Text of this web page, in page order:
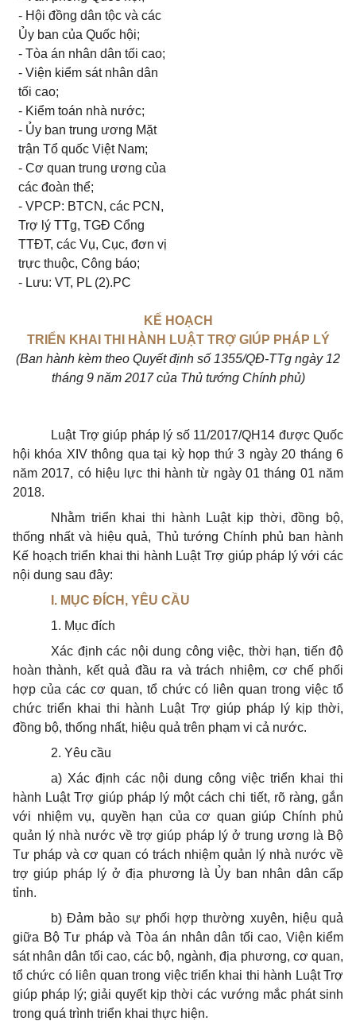
- Hội đồng dân tộc và các
Ủy ban của Quốc hội;
- Tòa án nhân dân tối cao;
- Viện kiểm sát nhân dân
tối cao;
- Kiểm toán nhà nước;
- Ủy ban trung ương Mặt
trận Tổ quốc Việt Nam;
- Cơ quan trung ương của
các đoàn thể;
- VPCP: BTCN, các PCN,
Trợ lý TTg, TGĐ Cổng
TTĐT, các Vụ, Cục, đơn vị
trực thuộc, Công báo;
- Lưu: VT, PL (2).PC
KẾ HOẠCH
TRIỂN KHAI THI HÀNH LUẬT TRỢ GIÚP PHÁP LÝ
(Ban hành kèm theo Quyết định số 1355/QĐ-TTg ngày 12
tháng 9 năm 2017 của Thủ tướng Chính phủ)
Luật Trợ giúp pháp lý số 11/2017/QH14 được Quốc
hội khóa XIV thông qua tại kỳ họp thứ 3 ngày 20 tháng 6
năm 2017, có hiệu lực thi hành từ ngày 01 tháng 01 năm
2018.
Nhằm triển khai thi hành Luật kịp thời, đồng bộ,
thống nhất và hiệu quả, Thủ tướng Chính phủ ban hành
Kế hoạch triển khai thi hành Luật Trợ giúp pháp lý với các
nội dung sau đây:
I. MỤC ĐÍCH, YÊU CẦU
1. Mục đích
Xác định các nội dung công việc, thời hạn, tiến độ
hoàn thành, kết quả đầu ra và trách nhiệm, cơ chế phối
hợp của các cơ quan, tổ chức có liên quan trong việc tổ
chức triển khai thi hành Luật Trợ giúp pháp lý kịp thời,
đồng bộ, thống nhất, hiệu quả trên phạm vi cả nước.
2. Yêu cầu
a) Xác định các nội dung công việc triển khai thi
hành Luật Trợ giúp pháp lý một cách chi tiết, rõ ràng, gắn
với nhiệm vụ, quyền hạn của cơ quan giúp Chính phủ
quản lý nhà nước về trợ giúp pháp lý ở trung ương là Bộ
Tư pháp và cơ quan có trách nhiệm quản lý nhà nước về
trợ giúp pháp lý ở địa phương là Ủy ban nhân dân cấp
tỉnh.
b) Đảm bảo sự phối hợp thường xuyên, hiệu quả
giữa Bộ Tư pháp và Tòa án nhân dân tối cao, Viện kiểm
sát nhân dân tối cao, các bộ, ngành, địa phương, cơ quan,
tổ chức có liên quan trong việc triển khai thi hành Luật Trợ
giúp pháp lý; giải quyết kịp thời các vướng mắc phát sinh
trong quá trình triển khai thực hiện.